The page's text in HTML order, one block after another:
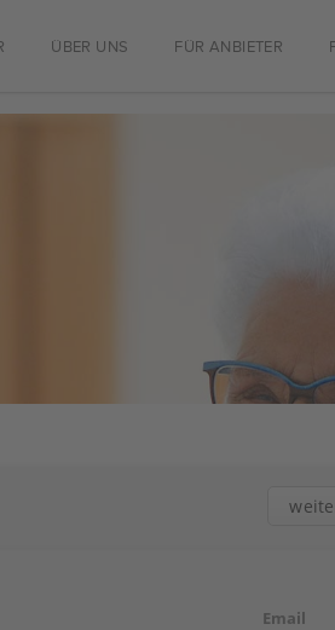
ÜBER UNS FÜR ANBIETER
Email